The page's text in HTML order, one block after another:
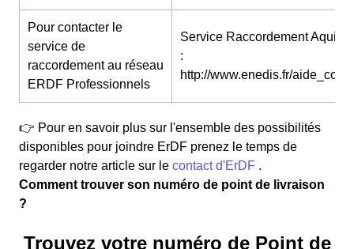
Pour contacter le
service de
raccordement au réseau
ERDF Professionnels
Service Raccordement
:
http://www.enedis.fr/
👉 Pour en savoir plus sur l'ensemble des possibilités
disponibles pour joindre ErDF prenez le temps de
regarder notre article sur le contact d'ErDF .
Comment trouver son numéro de point de livraison
?